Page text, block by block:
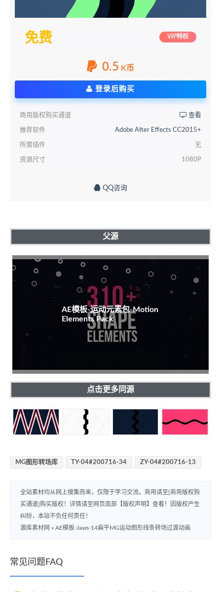
免费 VIP特权
0.5 K币
登录后购买
商用版权购买通道 查看
推荐软件 Adobe After Effects CC2015+
所需插件 无
资源尺寸 1080P
QQ咨询
父源
AE模板-运动元素包-Motion
Elements Pack
点击更多同源
MG图形转场库 TY-04#200716-34 ZY-04#200716-13
全站素材均从网上搜集而来，仅限于学习交流。商用请至[商用版权购
买通道]购买版权！详情请至网页底部【版权声明】查看！因版权产生
纠纷，本站不负任何责任！
源库素材网 » AE模板-Jaws-14扁平MG运动图形线条转场过渡动画
常见问题FAQ